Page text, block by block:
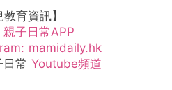
育資訊】
子日常APP
mamidaily.hk
常 Youtube頻道